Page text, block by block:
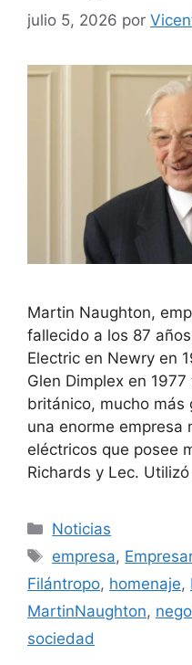
julio 5, 2026 por
Martin Naughton,
fallecido a los 87
Electric en Newry en
Glen Dimplex en
británico, mucho más
una enorme empresa
eléctricos que posee
Richards y Lec.
Categorías
Noticias
Etiquetas
empresa,
Filántropo, homenaje,
MartinNaughton,
sociedad